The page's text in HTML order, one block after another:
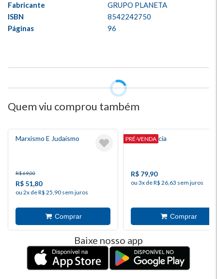
Fabricante
GRUPO PLANETA
ISBN
8542242750
Páginas
96
Quem viu comprou também
Marxismo E Judaísmo
R$ 69,00
R$ 51,80
ou 2x de R$ 25,90 sem juros
PRÉ-VENDA
Inteligência
R$ 79,90
ou 3x de R$ 26,63 sem juros
Baixe nosso app